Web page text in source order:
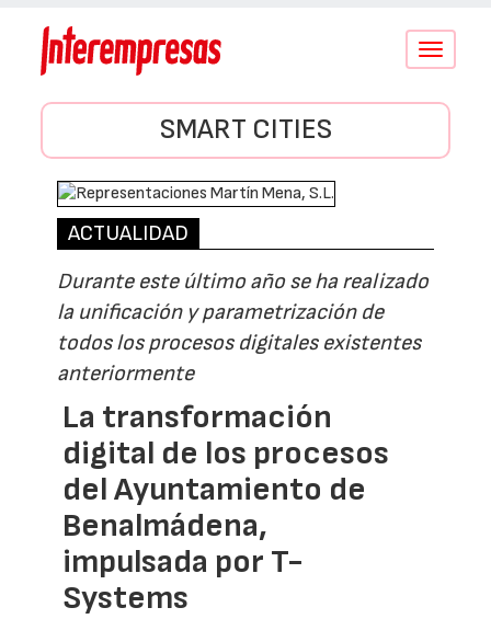
Conmutar
SMART CITIES
ACTUALIDAD
Durante este último año se ha realizado
la unificación y parametrización de
todos los procesos digitales existentes
anteriormente
La transformación
digital de los procesos
del Ayuntamiento de
Benalmádena,
impulsada por T-
Systems